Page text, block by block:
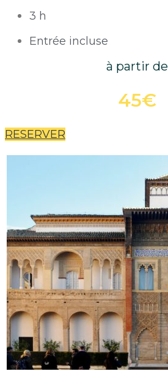
3 h
Entrée incluse
à partir de
45€
RESERVER